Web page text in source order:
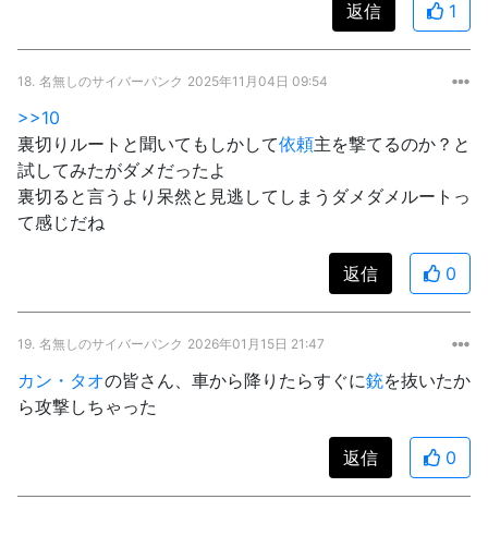
返信 1
18. 名無しのサイバーパンク 2025年11月04日 09:54
>>10
裏切りルートと聞いてもしかして依頼主を撃てるのか？と
試してみたがダメだったよ
裏切ると言うより呆然と見逃してしまうダメダメルートっ
て感じだね
返信 0
19. 名無しのサイバーパンク 2026年01月15日 21:47
カン・タオの皆さん、車から降りたらすぐに銃を抜いたか
ら攻撃しちゃった
返信 0